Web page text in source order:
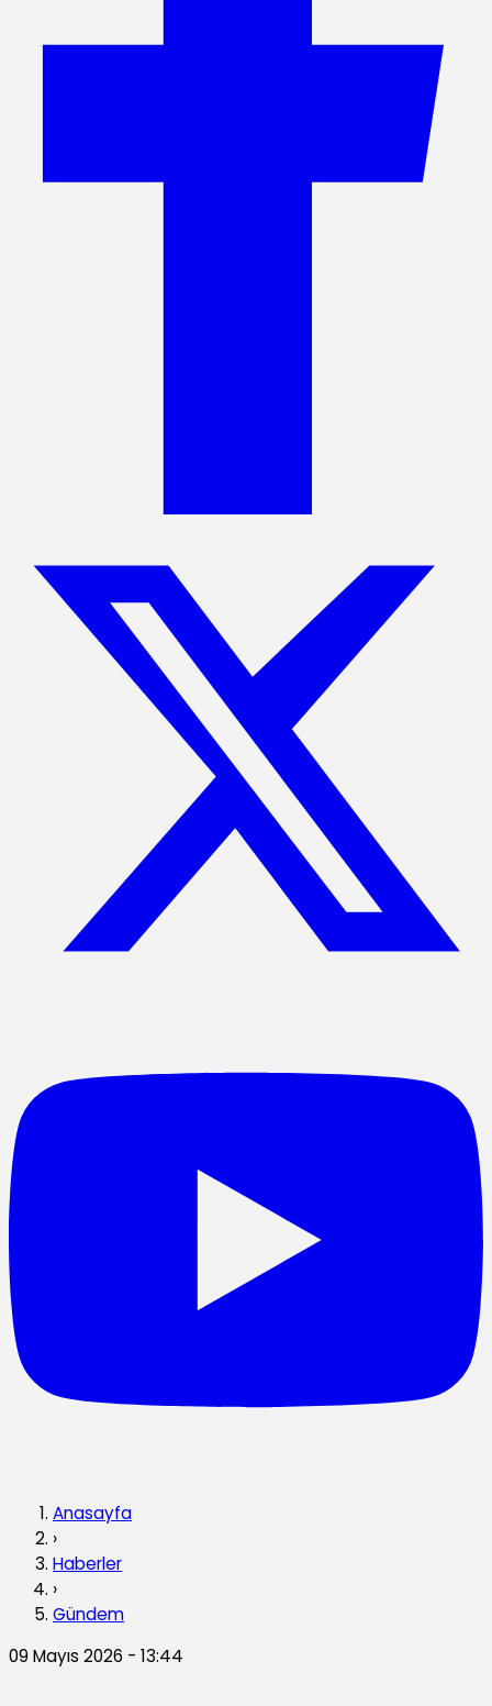
Anasayfa
›
Haberler
›
Gündem
09 Mayıs 2026 - 13:44